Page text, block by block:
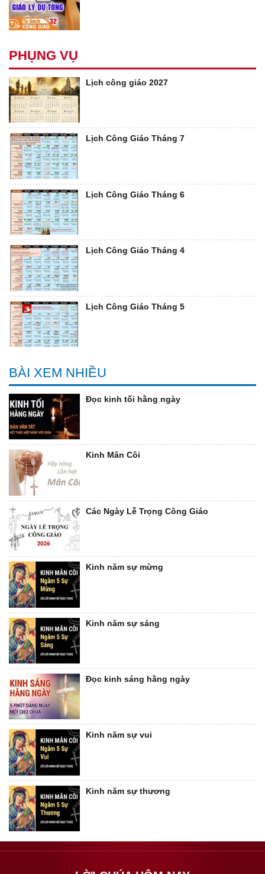
PHỤNG VỤ
Lịch công giáo 2027
Lịch Công Giáo Tháng 7
Lịch Công Giáo Tháng 6
Lịch Công Giáo Tháng 4
Lịch Công Giáo Tháng 5
BÀI XEM NHIỀU
Đọc kinh tối hằng ngày
Kinh Mân Côi
Các Ngày Lễ Trọng Công Giáo
Kinh năm sự mừng
Kinh năm sự sáng
Đọc kinh sáng hằng ngày
Kinh năm sự vui
Kinh năm sự thương